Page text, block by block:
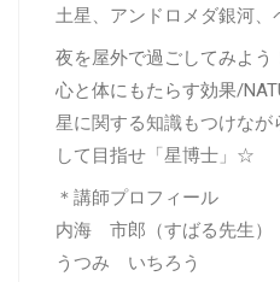
土星、アンドロメダ銀河、
夜を屋外で過ごしてみよ
心と体にもたらす効果/
星に関する知識もつけな
して目指せ「星博士」☆
＊講師プロフィール
内海 市郎（すばる先生）
うつみ いちろう